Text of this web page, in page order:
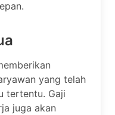
yang telah
tertentu. Gaji
juga akan